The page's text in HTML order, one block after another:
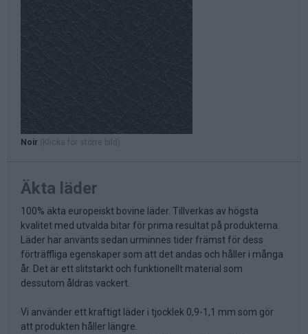
Noir (Klicka för större bild)
Äkta läder
100% äkta europeiskt bovine läder. Tillverkas av högsta
kvalitet med utvalda bitar för prima resultat på produkterna.
Läder har använts sedan urminnes tider främst för dess
förträffliga egenskaper som att det andas och håller i många
år. Det är ett slitstarkt och funktionellt material som
dessutom åldras vackert.
Vi använder ett kraftigt läder i tjocklek 0,9-1,1 mm som gör
att produkten håller längre.